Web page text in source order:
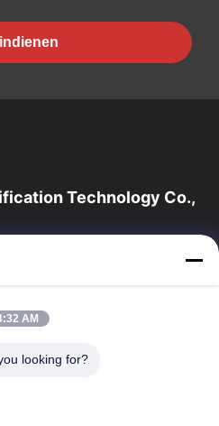
Technology Co.,
fabrikant en exporteur van
wij een volledige lijn van
Producten
AM
looking for?